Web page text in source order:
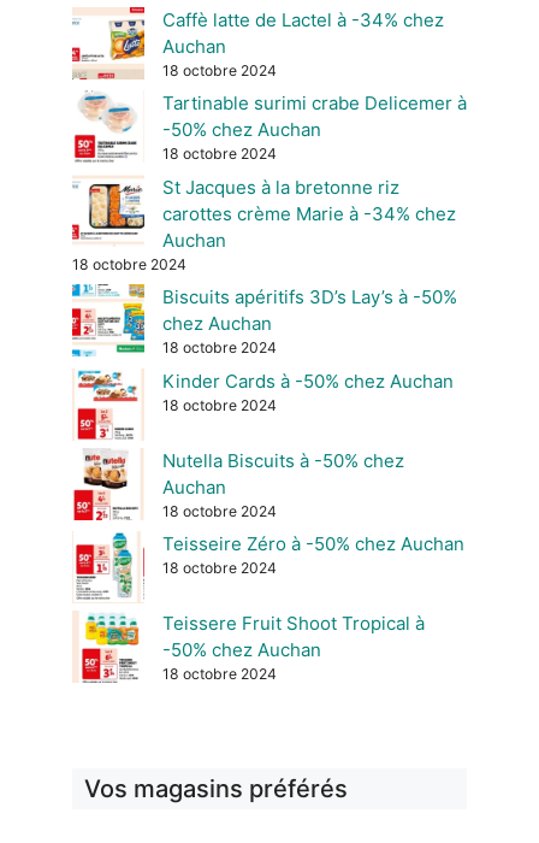
Caffè latte de Lactel à -34% chez
Auchan
18 octobre 2024
Tartinable surimi crabe Delicemer à
-50% chez Auchan
18 octobre 2024
St Jacques à la bretonne riz
carottes crème Marie à -34% chez
Auchan
18 octobre 2024
Biscuits apéritifs 3D’s Lay’s à -50%
chez Auchan
18 octobre 2024
Kinder Cards à -50% chez Auchan
18 octobre 2024
Nutella Biscuits à -50% chez
Auchan
18 octobre 2024
Teisseire Zéro à -50% chez Auchan
18 octobre 2024
Teissere Fruit Shoot Tropical à
-50% chez Auchan
18 octobre 2024
Vos magasins préférés